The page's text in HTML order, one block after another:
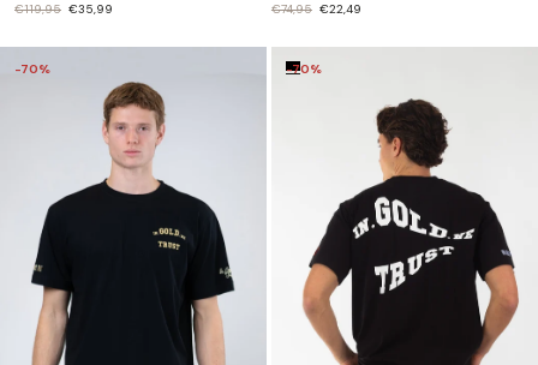
€119,95 €35,99
€74,95 €22,49
-70% -70%